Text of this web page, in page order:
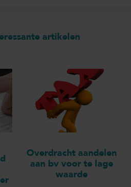
artikelen
Overdracht aandelen
aan bv voor te lage
waarde